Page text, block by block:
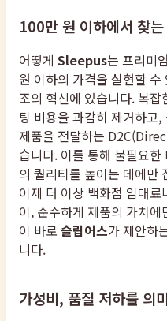
100만 원 이하에서 찾
어떻게 Sleepus는 프리미
원 이하의 가격을 실현할
조의 혁신에 있습니다. 복
팅 비용을 과감히 제거하고
제품을 전달하는
습니다. 이를 통해 불필요
의 퀄리티를 높이는 데에만
이제 더 이상 백화점 임대
이, 순수하게 제품의 가치
이 바로 슬립어스가 제안하
니다.
가성비, 품질 저하를 의